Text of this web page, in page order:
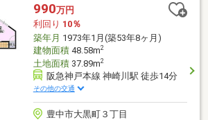
990万円
利回り 10％
築年月 1973年1月(築53年8ヶ月)
建物面積48.58m2
土地面積37.89m2
阪急神戸本線 神崎川駅 徒歩14分
その他の交通
豊中市大黒町３丁目